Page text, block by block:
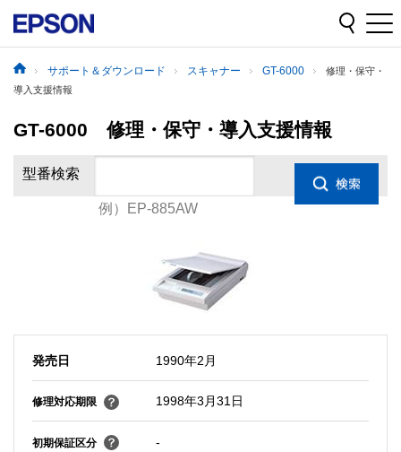
サポート＆ダウンロード スキャナー GT-6000
修理・保守・
導入支援情報
GT-6000 修理・保守・導入支援情報
型番検索
例）EP-885AW
発売日 1990年2月
修理対応期限 1998年3月31日
初期保証区分 -